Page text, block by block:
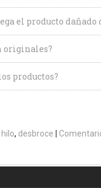
el producto
originales?
productos?
hilo desbroce |